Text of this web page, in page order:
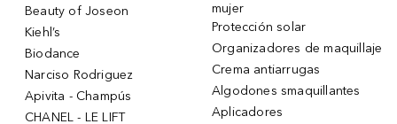
Beauty of Joseon
Kiehl’s
Biodance
Narciso Rodriguez
Apivita - Champús
CHANEL - LE LIFT
mujer
Protección solar
Organizadores de maquillaje
Crema antiarrugas
Algodones smaquillantes
Aplicadores